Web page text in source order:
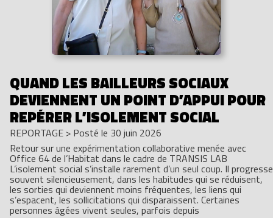
QUAND LES BAILLEURS SOCIAUX
DEVIENNENT UN POINT D’APPUI POUR
REPÉRER L’ISOLEMENT SOCIAL
REPORTAGE > Posté le 30 juin 2026
Retour sur une expérimentation collaborative menée avec
Office 64 de l’Habitat dans le cadre de TRANSIS LAB
L’isolement social s’installe rarement d’un seul coup. Il progresse
souvent silencieusement, dans les habitudes qui se réduisent,
les sorties qui deviennent moins fréquentes, les liens qui
s’espacent, les sollicitations qui disparaissent. Certaines
personnes âgées vivent seules, parfois depuis